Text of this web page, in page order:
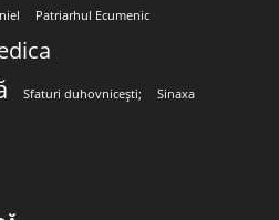
Patriarhul Ecumenic
Sfaturi duhovnicești; Sinaxa